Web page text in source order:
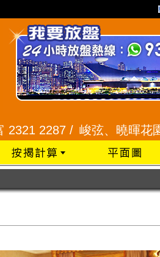
峻弦、曉暉花園 2345 1286 /